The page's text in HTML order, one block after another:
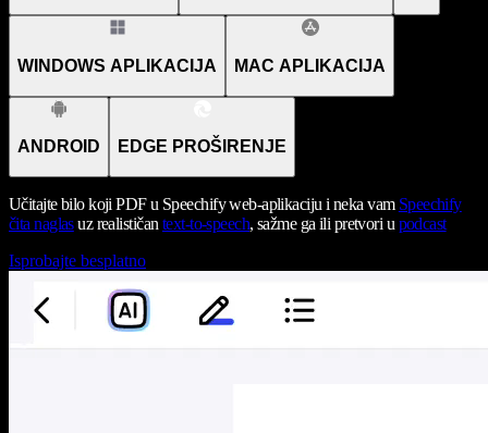
WINDOWS APLIKACIJA MAC APLIKACIJA
ANDROID EDGE PROŠIRENJE
Učitajte bilo koji PDF u Speechify web-aplikaciju i neka vam Speechify
čita naglasuz realističan text-to-speech, sažme ga ili pretvori u podcast
Isprobajte besplatno